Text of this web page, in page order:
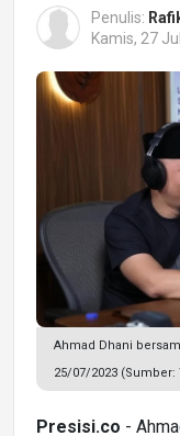
Penulis:
Kamis, 27
Ahmad Dhani
25/07/2023
Presisi.co -